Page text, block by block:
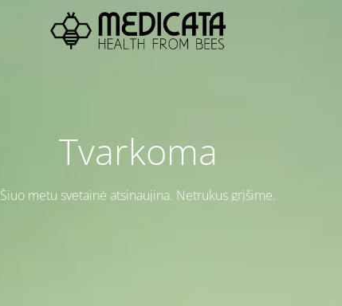
Tvarkoma
Šiuo metu svetainė atsinaujina. Netrukus grįšime.